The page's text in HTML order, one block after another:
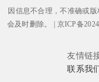
因信息不合理，不准确或
会及时删除。
京ICP备
友情链
联系我